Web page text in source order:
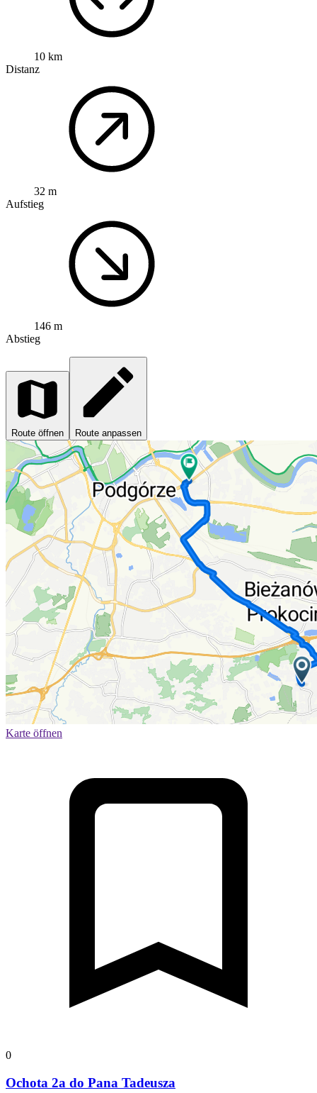
10 km
Distanz
32 m
Aufstieg
146 m
Abstieg
Route öffnen Route anpassen
Karte öffnen
0
Ochota 2a do Pana Tadeusza